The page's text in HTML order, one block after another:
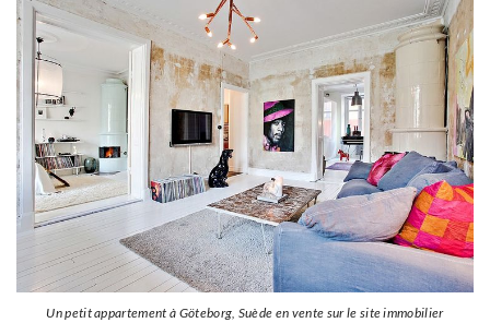
Un petit appartement à Göteborg, Suède en vente sur le site immobilier